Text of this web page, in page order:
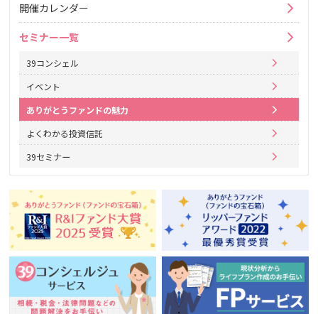
開催カレンダー
セミナー一覧
39コンシェル
イベント
ありがとうファンドの魅力
よくわかる投資信託
39セミナー